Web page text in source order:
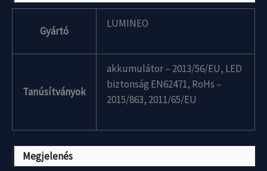
Gyártó
LUMINEO
Tanúsítványok
akkumulátor – 2013/56/EU, LED
biztonság EN62471, RoHs –
2015/863, 2011/65/EU
Megjelenés